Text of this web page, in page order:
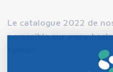
Le catalogue 2022 de
accessible sur